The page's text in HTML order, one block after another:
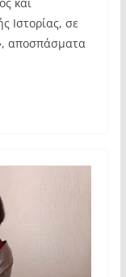
Ιστορίας, σε
αποσπάσματα